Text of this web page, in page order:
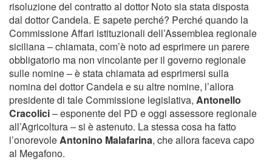
risoluzione del contratto al dottor Noto sia stata disposta
dal dottor Candela. E sapete perché? Perché quando la
Commissione Affari istituzionali dell’Assemblea regionale
siciliana – chiamata, com’è noto ad esprimere un parere
obbligatorio ma non vincolante per il governo regionale
sulle nomine – è stata chiamata ad esprimersi sulla
nomina del dottor Candela e su altre nomine, l’allora
presidente di tale Commissione legislativa, Antonello
Cracolici– esponente del PD e oggi assessore regionale
all’Agricoltura – si è astenuto. La stessa cosa ha fatto
l’onorevoleAntonino Malafarina, che allora faceva capo
al Megafono.